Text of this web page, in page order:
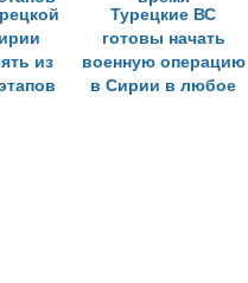
из
Турецкие ВС
готовы начать
военную операцию
в Сирии в любое